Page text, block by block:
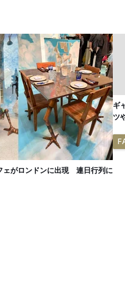
ェがロンドンに出現 連日行列に
ギ
ツ